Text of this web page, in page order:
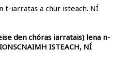
t-iarratas a chur isteach. NÍ
den chóras iarratais) lena n-
ISTEACH, NÍ